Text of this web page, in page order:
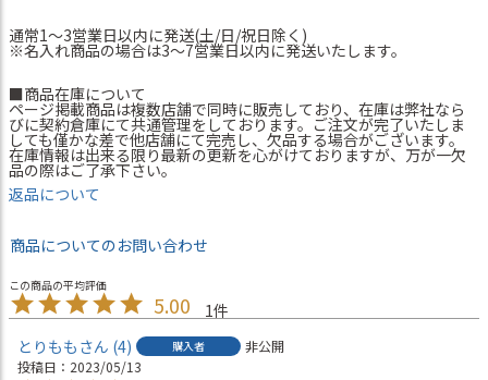
通常1～3営業日以内に発送(土/日/祝日除く)
※名入れ商品の場合は3～7営業日以内に発送いたします。
■商品在庫について
ページ掲載商品は複数店舗で同時に販売しており、在庫は弊社なら
びに契約倉庫にて共通管理をしております。ご注文が完了いたしま
しても僅かな差で他店舗にて完売し、欠品する場合がございます。
在庫情報は出来る限り最新の更新を心がけておりますが、万が一欠
品の際はご了承下さい。
返品について
商品についてのお問い合わせ
5.00
1
とりもも
4 購入者
非公開
投稿日
2023/05/13